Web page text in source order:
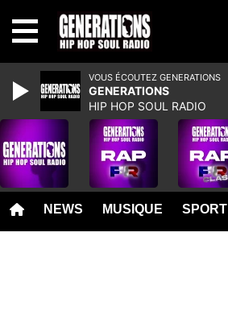
NEWS MUSIQUE SPORT
VOUS ÉCOUTEZ GENERATIONS
GENERATIONS
HIP HOP SOUL RADIO